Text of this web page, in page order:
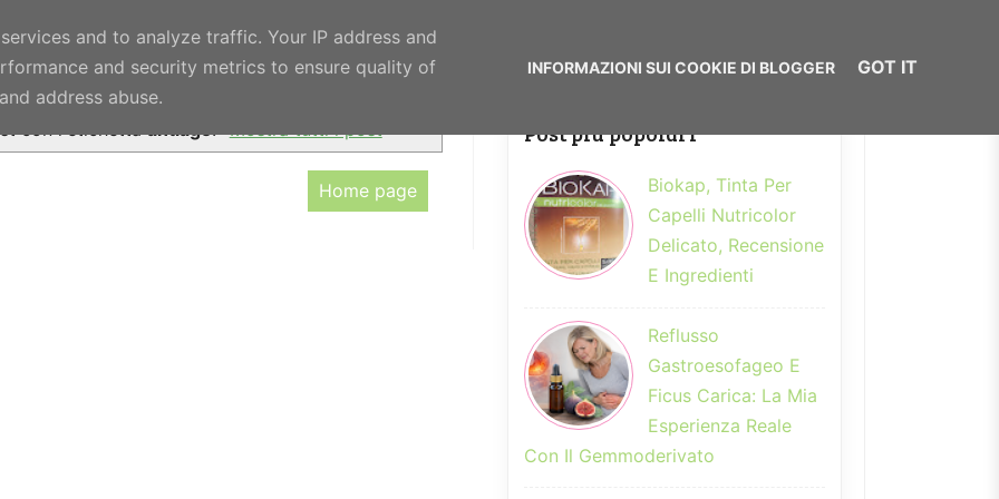
APPROFONDIMENTI PRIVACY POLICY COOKIE POLICY
Home page
Post più popolari
Biokap, Tinta Per
Capelli Nutricolor
Delicato, Recensione
E Ingredienti
Reflusso
Gastroesofageo E
Ficus Carica: La Mia
Esperienza Reale
Con Il Gemmoderivato
and to analyze traffic. Your IP address and
and security metrics to ensure quality of
address abuse.
GOT IT